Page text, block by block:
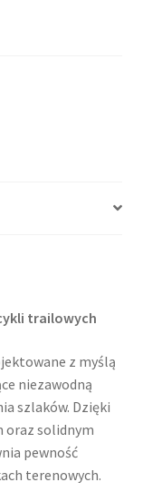
trailowych
z myślą
niezawodną
szlaków. Dzięki
oraz solidnym
pewność
terenowych.